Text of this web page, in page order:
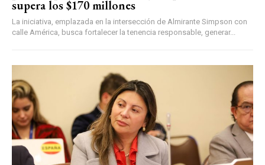
supera los $170 millones
La iniciativa, emplazada en la intersección de Almirante Simpson con
calle América, busca fortalecer la tenencia responsable, generar...